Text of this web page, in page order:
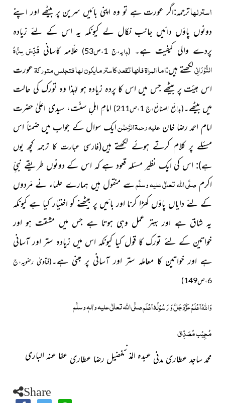
استر لهاترجمہ:اگر عورت ہے تو وہ اپنی بائیں سرین پر بیٹھے اور اپنے
دونوں پاؤں دائیں جانب نکال لے کیونکہ یہ اس کے لئے زیادہ
پردے والی کیفیت ہے۔ (ہدایہ،ج 1،ص53) علّامہ کاسانی قُدِّسَ سِرُّہُ
النُّوْرَانِیلکھتے ہیں:اما المراة فانها تقعد كاستر ما يكون لها فتجلس متوركةعورت
اس ہیئت پر بیٹھے جس میں اس کا پردہ زیادہ ہو لہٰذا وہ تورک کی حالت
میں بیٹھے۔(بدائع الصنائع،ج 1،ص211)
امامِ اہلِ سنّت، سیدی اعلیٰ حضرت
امام احمد رضا خان علیہ رحمۃ الرَّحمٰنایک سوال کے جواب میں ضمناً اس
مسئلے پر کلام کرتے ہوئے لکھتے ہیں(فارسی عبارت کا ترجمہ کچھ یوں
ہے)
: اس کی ایک نظیر مسئلہ قعود ہے کہ اس کے دونوں طریقے نبیِّ
اکرمصلَّی اللہ تعالٰی علیہ وسلَّمسے منقول ہیں ہمارے علماء نے مَردوں
کے لئے دایاں پاؤں کھڑا کرنا اور بائیں پر بیٹھنے کو اختیار کیا ہے کیونکہ
یہ شاق ہے اور بہتر عمل وہی ہوتا ہے جس میں مشقت ہو اور
خواتین کے لئے تورک کا قول کیا کیونکہ اس میں زیادہ ستر اور آسانی
ہے اور خواتین کا معاملہ ستر اور آسانی پر مبنی ہے۔(فتاویٰ رضویہ،ج
6،ص149)
وَاللہُ اَعْلَمُعَزَّوَجَلَّوَ رَسُوْلُہٗ اَعْلَمصلَّی اللہ تعالٰی علیہ واٰلہٖ وسلَّم
مُجِیْب مُصَدِّق
محمد ساجد عطاری مدنی عبدہ المذنبفضیل رضا عطاری عفا عنہ الباری
Share